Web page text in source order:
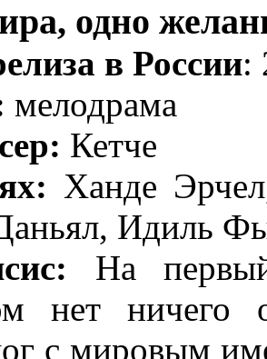
одно
в России:
мелодрама
Кетче
Ханде
Идиль
На
нет ничего
с мировым